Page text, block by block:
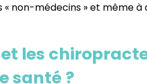
non-médecins » et même
les
santé ?